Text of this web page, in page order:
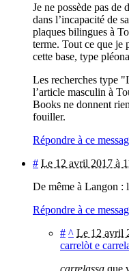
Je ne possède pas
dans l’incapacité de
plaques bilingues à
terme. Tout ce que je
cette base, type
Les recherches type
l’article masculin à
Books ne donnent
fouiller.
Répondre à ce
# Le 12 avril 2017 à
De même à Langon :
Répondre à ce
# ^ Le 12 avril
carrelòt e
carrelassa que